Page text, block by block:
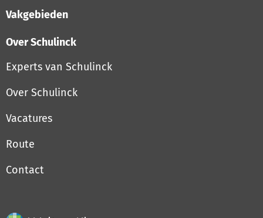
Vakgebieden
Over Schulinck
Experts van Schulinck
Over Schulinck
Vacatures
Route
Contact